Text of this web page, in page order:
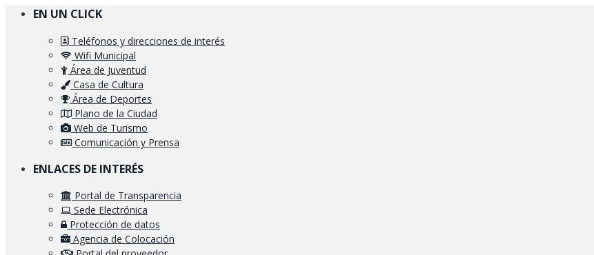
EN UN CLICK
Teléfonos y direcciones de interés
Wifi Municipal
Área de Juventud
Casa de Cultura
Área de Deportes
Plano de la Ciudad
Web de Turismo
Comunicación y Prensa
ENLACES DE INTERÉS
Portal de Transparencia
Sede Electrónica
Protección de datos
Agencia de Colocación